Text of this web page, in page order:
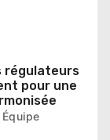
régulateurs
pour une
Équipe